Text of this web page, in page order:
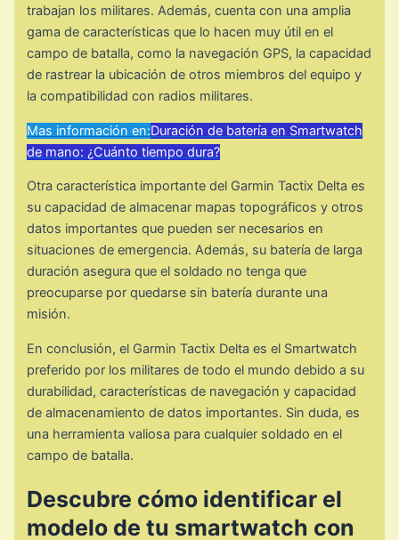
trabajan los militares. Además, cuenta con una amplia
gama de características que lo hacen muy útil en el
campo de batalla, como la navegación GPS, la capacidad
de rastrear la ubicación de otros miembros del equipo y
la compatibilidad con radios militares.
Mas información en:Duración de batería en Smartwatch
de mano: ¿Cuánto tiempo dura?
Otra característica importante del Garmin Tactix Delta es
su capacidad de almacenar mapas topográficos y otros
datos importantes que pueden ser necesarios en
situaciones de emergencia. Además, su batería de larga
duración asegura que el soldado no tenga que
preocuparse por quedarse sin batería durante una
misión.
En conclusión, el Garmin Tactix Delta es el Smartwatch
preferido por los militares de todo el mundo debido a su
durabilidad, características de navegación y capacidad
de almacenamiento de datos importantes. Sin duda, es
una herramienta valiosa para cualquier soldado en el
campo de batalla.
Descubre cómo identificar el
modelo de tu smartwatch con